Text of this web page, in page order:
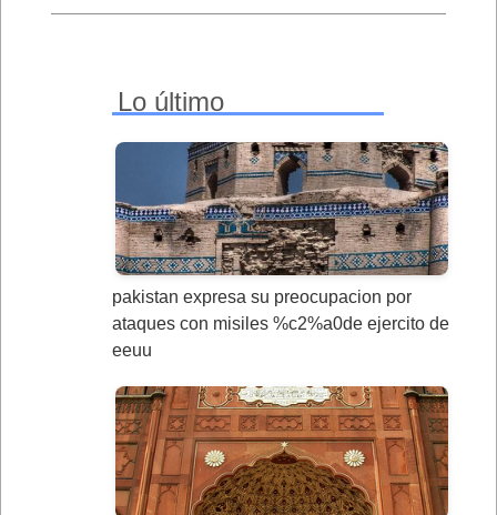
Lo último
pakistan expresa su preocupacion por
ataques con misiles %c2%a0de ejercito de
eeuu